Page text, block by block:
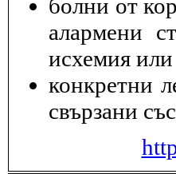
болни от
алармени
исхемия
конкретни
свързани